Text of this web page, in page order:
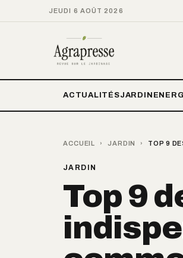
JEUDI 6 AOÛT 2026
ACTUALITÉSJARDIN
ACCUEIL › JARDIN › TOP 9
JARDIN
Top 9